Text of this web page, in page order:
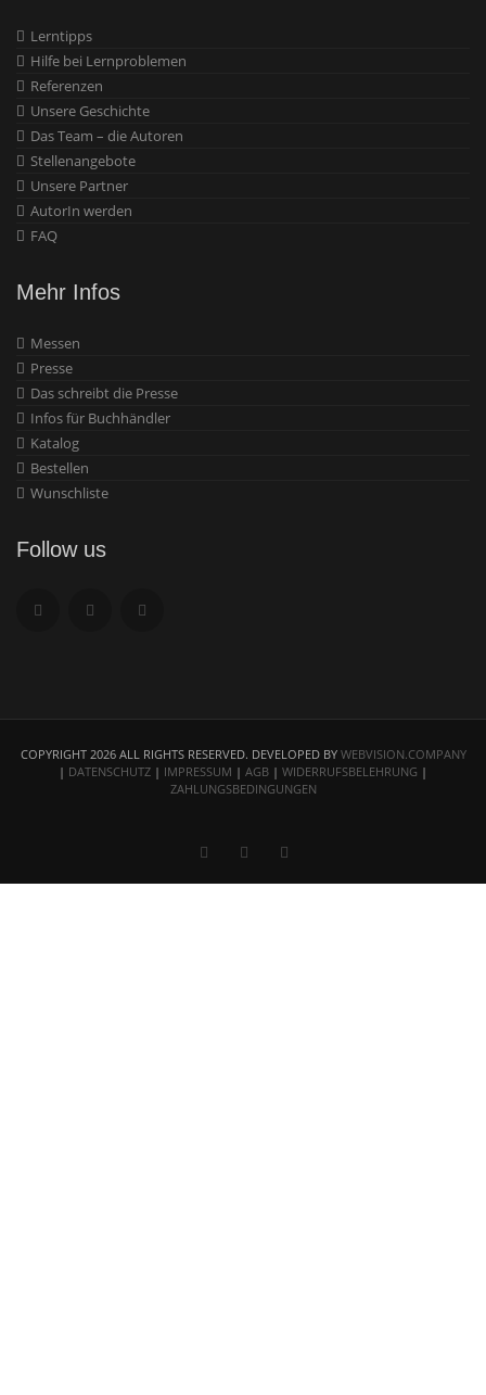
Lerntipps
Hilfe bei Lernproblemen
Referenzen
Unsere Geschichte
Das Team – die Autoren
Stellenangebote
Unsere Partner
AutorIn werden
FAQ
Mehr Infos
Messen
Presse
Das schreibt die Presse
Infos für Buchhändler
Katalog
Bestellen
Wunschliste
Follow us
COPYRIGHT 2026 ALL RIGHTS RESERVED. DEVELOPED BY WEBVISION.COMPANY
| DATENSCHUTZ | IMPRESSUM | AGB | WIDERRUFSBELEHRUNG |
ZAHLUNGSBEDINGUNGEN